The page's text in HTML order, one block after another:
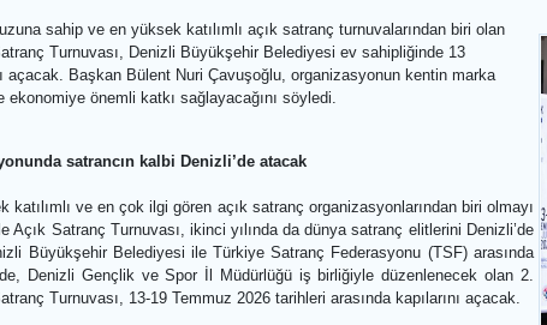
17:05
havuzuna sahip ve en yüksek katılımlı açık satranç
Açık Satranç Turnuvası, Denizli Büyükşehir Belediyesi ev
açacak. Başkan Bülent Nuri Çavuşoğlu, organizasyonun
satrancın kalbi Denizli’de atacak
yüksek katılımlı ve en çok ilgi gören açık satranç
Açık Satranç Turnuvası, ikinci yılında da dünya satranç
Denizli Büyükşehir Belediyesi ile Türkiye Satranç Federasyonu